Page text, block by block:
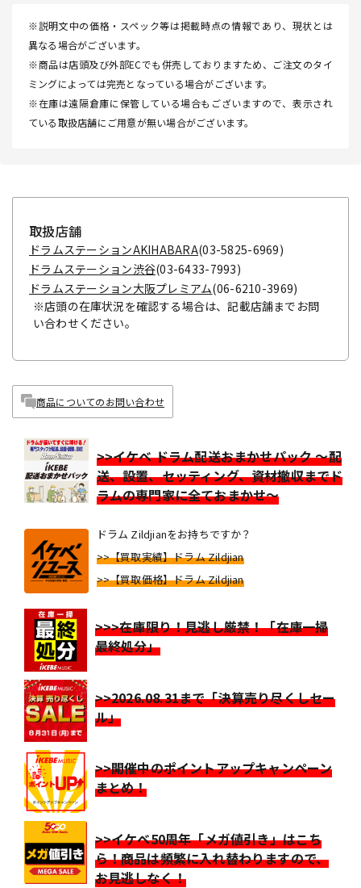
※説明文中の価格・スペック等は掲載時点の情報であり、現状とは
異なる場合がございます。
※商品は店頭及び外部ECでも併売しておりますため、ご注文のタイ
ミングによっては完売となっている場合がございます。
※在庫は遠隔倉庫に保管している場合もございますので、表示され
ている取扱店舗にご用意が無い場合がございます。
取扱店舗
ドラムステーションAKIHABARA(03-5825-6969)
ドラムステーション渋谷(03-6433-7993)
ドラムステーション大阪プレミアム(06-6210-3969)
※店頭の在庫状況を確認する場合は、記載店舗までお問
い合わせください。
商品についてのお問い合わせ
>>イケベ ドラム配送おまかせパック ～配
送、設置、セッティング、資材撤収までド
ラムの専門家に全ておまかせ～
ドラム Zildjianをお持ちですか？
>>【買取実績】ドラム Zildjian
>>【買取価格】ドラム Zildjian
>>>在庫限り！見逃し厳禁！「在庫一掃
最終処分」
>>2026.08.31まで「決算売り尽くしセー
ル」
>>開催中のポイントアップキャンペーン
まとめ！
>>イケベ50周年「メガ値引き」はこち
ら！商品は頻繁に入れ替わりますので、
お見逃しなく！